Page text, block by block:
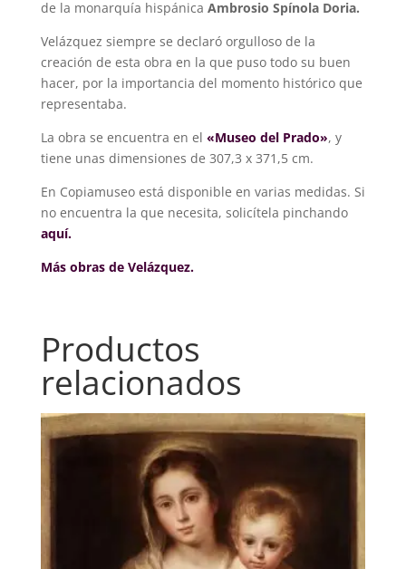
de la monarquía hispánica Ambrosio Spínola Doria.
Velázquez siempre se declaró orgulloso de la
creación de esta obra en la que puso todo su buen
hacer, por la importancia del momento histórico que
representaba.
La obra se encuentra en el «Museo del Prado», y
tiene unas dimensiones de 307,3 x 371,5 cm.
En Copiamuseo está disponible en varias medidas. Si
no encuentra la que necesita, solicítela pinchando
aquí.
Más obras de Velázquez.
Productos
relacionados